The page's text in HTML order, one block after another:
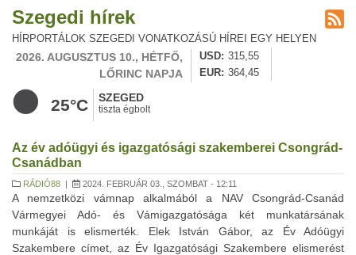
Szegedi hírek
HÍRPORTÁLOK SZEGEDI VONATKOZÁSÚ HÍREI EGY HELYEN
2026. AUGUSZTUS 10., HÉTFŐ,
LŐRINC NAPJA
USD
315,55
EUR
364,45
25°C SZEGED
tiszta égbolt
Az év adóügyi és igazgatósági szakemberei Csongrád-
Csanádban
RÁDIÓ88 | 2024. FEBRUÁR 03., SZOMBAT - 12:11
A nemzetközi vámnap alkalmából a NAV Csongrád-Csanád
Vármegyei Adó- és Vámigazgatósága két munkatársának
munkáját is elismerték. Elek István Gábor, az Év Adóügyi
Szakembere címet, az Év Igazgatósági Szakembere elismerést